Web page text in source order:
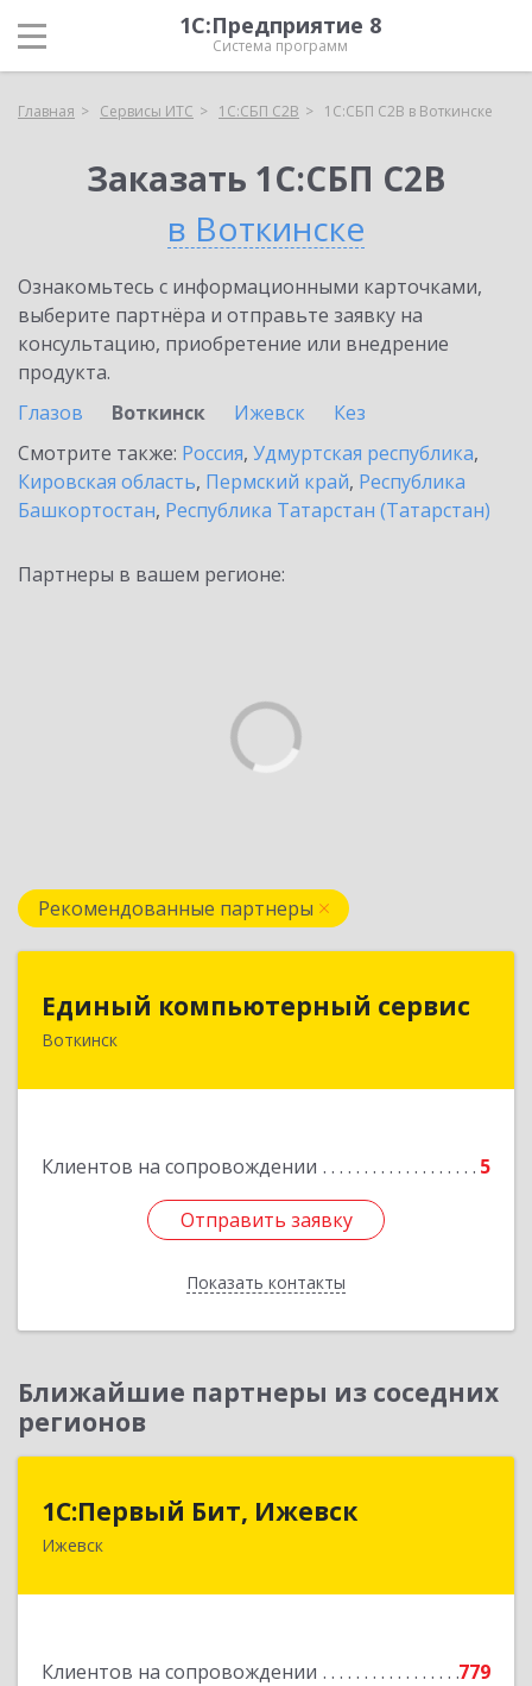
1С:Предприятие 8
Система программ
Главная Сервисы ИТС 1С:СБП C2B 1С:СБП C2B в Воткинске
Заказать 1С:СБП C2B
в Воткинске
Ознакомьтесь с информационными карточками,
выберите партнёра и отправьте заявку на
консультацию, приобретение или внедрение
продукта.
Глазов
Воткинск Ижевск
Кез
Смотрите также: Россия, Удмуртская республика,
Кировская область, Пермский край, Республика
Башкортостан, Республика Татарстан (Татарстан)
Партнеры в вашем регионе:
Рекомендованные партнеры
Единый компьютерный сервис
Воткинск
Клиентов на сопровождении 5
Отправить заявку
Показать контакты
Единый компьютерный сервис
Отправить заявку
Назад
Ближайшие партнеры из соседних
регионов
1С:Первый Бит, Ижевск
Ижевск
Клиентов на сопровождении
779
1С:Первый Бит, Ижевск